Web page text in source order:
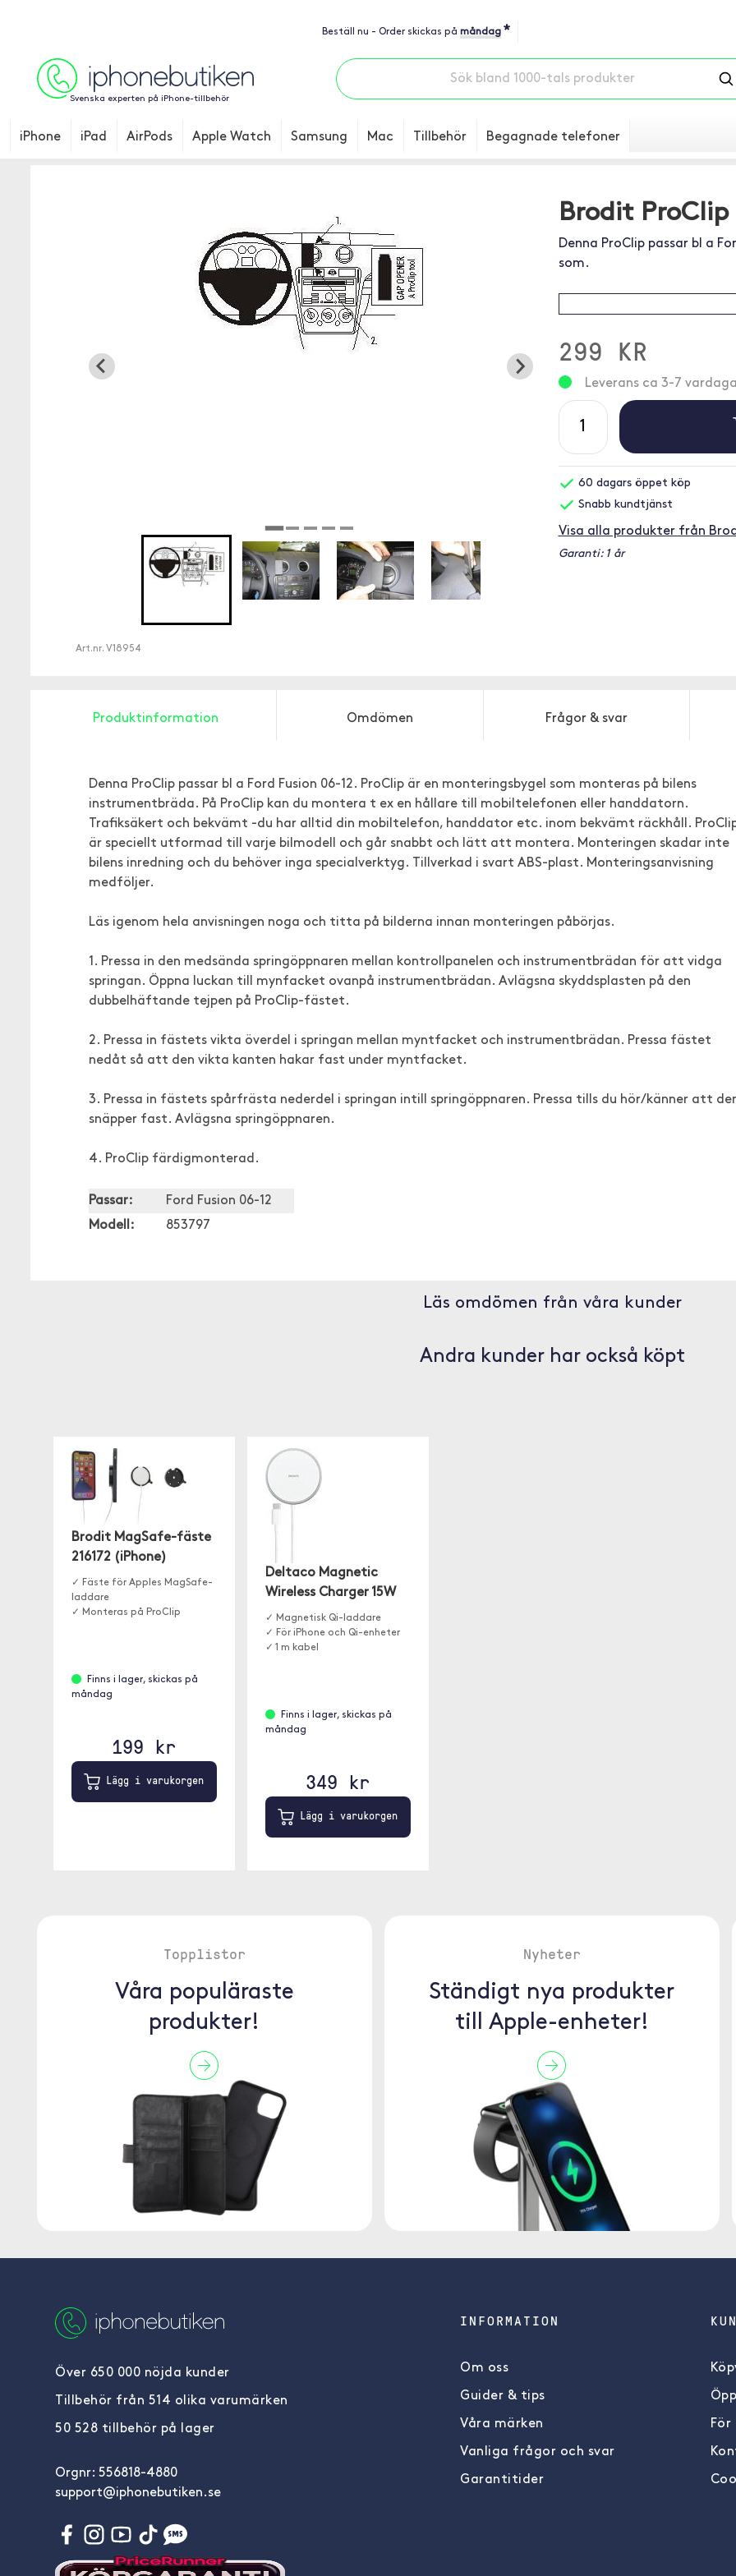
Beställ nu - Order skickas på måndag *
Svenska experten på iPhone-tillbehör
iPhone iPad AirPods Apple Watch Samsung Mac Tillbehör Begagnade telefoner
Art.nr. V18954
Brodit ProClip
Denna ProClip passar bl a
som.
299 KR
Leverans ca 3-7
60 dagars öppet köp
Snabb kundtjänst
Visa alla produkter från
Garanti: 1 år
Produktinformation Omdömen Frågor & svar
Denna ProClip passar bl a Ford Fusion 06-12. ProClip är en monteringsbygel som monteras på bilens
instrumentbräda. På ProClip kan du montera t ex en hållare till mobiltelefonen eller handdatorn.
Trafiksäkert och bekvämt -du har alltid din mobiltelefon, handdator etc. inom bekvämt räckhåll.
är speciellt utformad till varje bilmodell och går snabbt och lätt att montera. Monteringen skadar inte
bilens inredning och du behöver inga specialverktyg. Tillverkad i svart ABS-plast. Monteringsanvisning
medföljer.
Läs igenom hela anvisningen noga och titta på bilderna innan monteringen påbörjas.
1. Pressa in den medsända springöppnaren mellan kontrollpanelen och instrumentbrädan för att vidga
springan. Öppna luckan till mynfacket ovanpå instrumentbrädan. Avlägsna skyddsplasten på den
dubbelhäftande tejpen på ProClip-fästet.
2. Pressa in fästets vikta överdel i springan mellan myntfacket och instrumentbrädan. Pressa fästet
nedåt så att den vikta kanten hakar fast under myntfacket.
3. Pressa in fästets spårfrästa nederdel i springan intill springöppnaren. Pressa tills du hör/känner att
snäpper fast. Avlägsna springöppnaren.
4. ProClip färdigmonterad.
Passar:
Ford Fusion 06-12
Modell:
853797
Läs omdömen från våra kunder
Andra kunder har också köpt
Brodit MagSafe-fäste
216172 (iPhone)
✓ Fäste för Apples MagSafe-
laddare
✓ Monteras på ProClip
Finns i lager, skickas på
måndag
199 kr
Lägg i varukorgen
Deltaco Magnetic
Wireless Charger 15W
✓ Magnetisk Qi-laddare
✓ För iPhone och Qi-enheter
✓ 1 m kabel
Finns i lager, skickas på
måndag
349 kr
Lägg i varukorgen
Topplistor
Våra populäraste
produkter!
Nyheter
Ständigt nya produkter
till Apple-enheter!
Över 650 000 nöjda kunder
Tillbehör från 514 olika varumärken
50 528 tillbehör på lager
Orgnr: 556818-4880
support@iphonebutiken.se
INFORMATION
Om oss
Guider & tips
Våra märken
Vanliga frågor och svar
Garantitider